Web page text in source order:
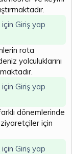
Giriş yap
rota
yolculuklarını
Giriş yap
dönemlerinde
için
Giriş yap